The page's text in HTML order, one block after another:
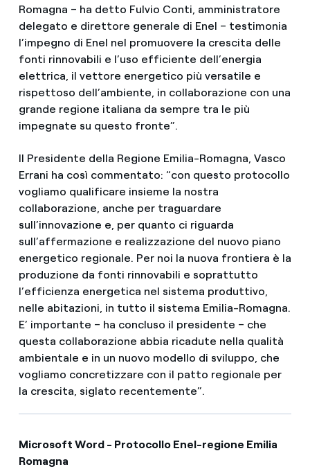
Romagna – ha detto Fulvio Conti, amministratore
delegato e direttore generale di Enel – testimonia
l’impegno di Enel nel promuovere la crescita delle
fonti rinnovabili e l’uso efficiente dell’energia
elettrica, il vettore energetico più versatile e
rispettoso dell’ambiente, in collaborazione con una
grande regione italiana da sempre tra le più
impegnate su questo fronte”.
Il Presidente della Regione Emilia-Romagna, Vasco
Errani ha così commentato: “con questo protocollo
vogliamo qualificare insieme la nostra
collaborazione, anche per traguardare
sull’innovazione e, per quanto ci riguarda
sull’affermazione e realizzazione del nuovo piano
energetico regionale. Per noi la nuova frontiera è la
produzione da fonti rinnovabili e soprattutto
l’efficienza energetica nel sistema produttivo,
nelle abitazioni, in tutto il sistema Emilia-Romagna.
E’ importante – ha concluso il presidente – che
questa collaborazione abbia ricadute nella qualità
ambientale e in un nuovo modello di sviluppo, che
vogliamo concretizzare con il patto regionale per
la crescita, siglato recentemente”.
Microsoft Word - Protocollo Enel-regione Emilia
Romagna